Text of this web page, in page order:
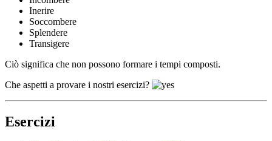
Inerire
Soccombere
Splendere
Transigere
Ciò significa che non possono formare i tempi composti.
Che aspetti a provare i nostri esercizi?
Esercizi